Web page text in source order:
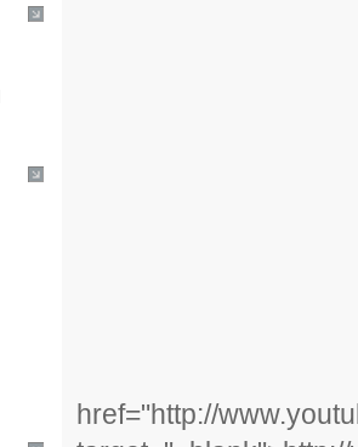
href="http://